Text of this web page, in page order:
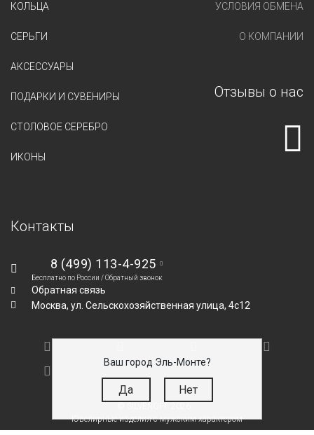
Ваш город Эль-Монте?
Да Нет
КОЛЬЦА
СЕРЬГИ
АКСЕССУАРЫ
ПОДАРКИ И СУВЕНИРЫ
СТОЛОВОЕ СЕРЕБРО
ИКОНЫ
УСЛОВИЯ ОБМЕНА
О КОМПАНИИ
Отзывы о нас
Контакты
8 (499) 113-4-925
Бесплатно по России /Обратный звонок
Обратная связь
Москва, ул. Сельскохозяйственная улица, 4с12
Ювелирные изделия с мужским характером